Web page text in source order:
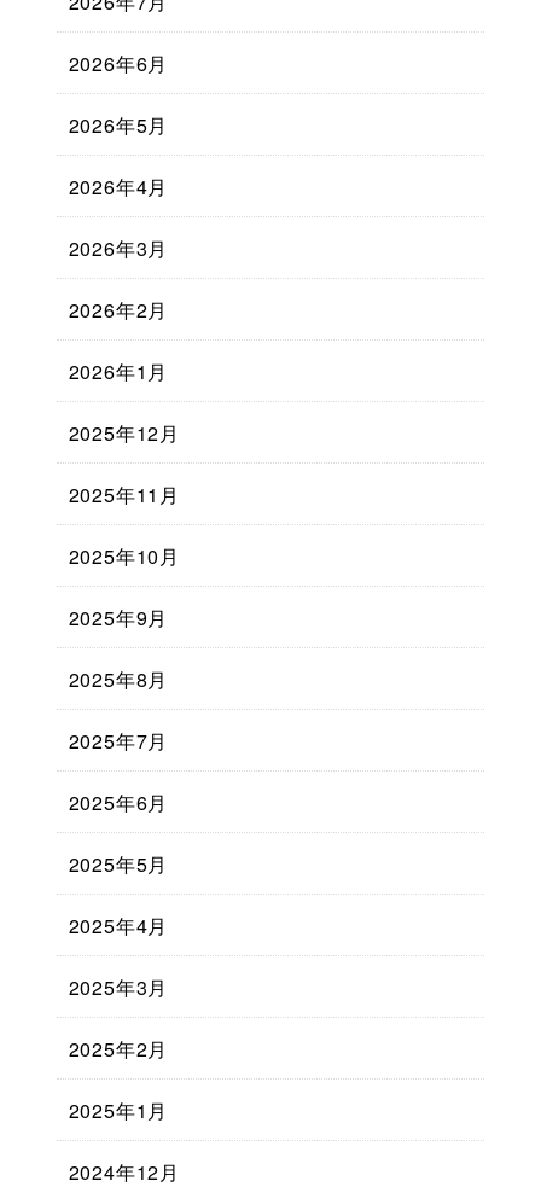
2026年6月
2026年5月
2026年4月
2026年3月
2026年2月
2026年1月
2025年12月
2025年11月
2025年10月
2025年9月
2025年8月
2025年7月
2025年6月
2025年5月
2025年4月
2025年3月
2025年2月
2025年1月
2024年12月